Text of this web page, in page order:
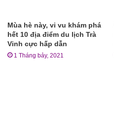
Mùa hè này, vi vu khám phá
hết 10 địa điểm du lịch Trà
Vinh cực hấp dẫn
1 Tháng bảy, 2021